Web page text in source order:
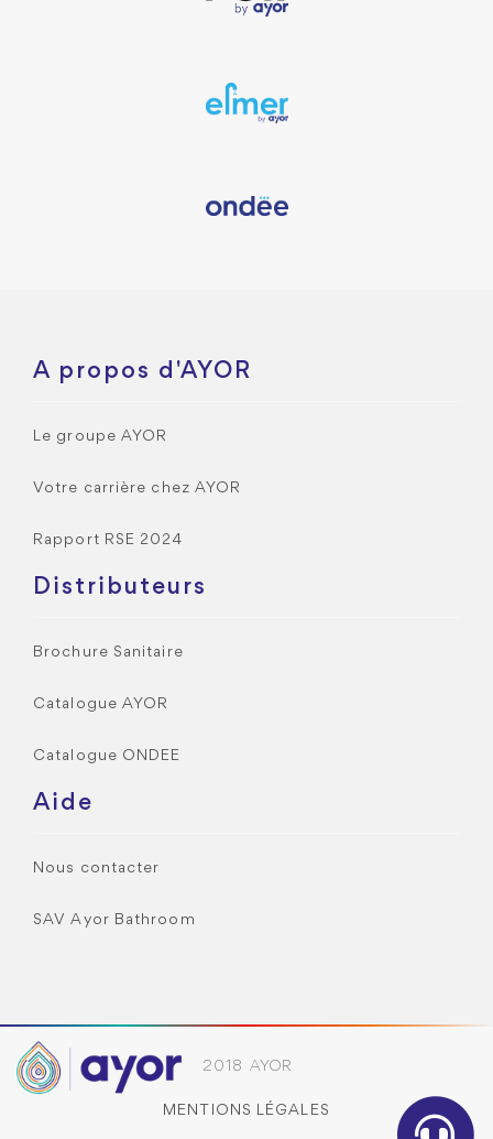
A propos d'AYOR
Le groupe AYOR
Votre carrière chez AYOR
Rapport RSE 2024
Distributeurs
Brochure Sanitaire
Catalogue AYOR
Catalogue ONDEE
Aide
Nous contacter
SAV Ayor Bathroom
2018 AYOR
MENTIONS LÉGALES